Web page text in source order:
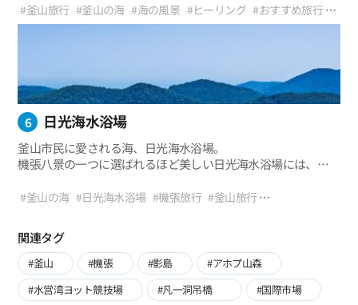
「青沙」は、文字通り「青い砂」を意味する 。
名前を聞いただけでワクワクし、
その向こうに、小さな漁村「青沙浦」が見えてくる。
丘を登ると姿を現す青沙浦の美しい景色に、
思わず目を奪われてしまう。
#釜山旅行 #釜山の海 #海の風景 #ヒーリング #おすすめ旅行
#釜山のデートコース #家族連れ #友達と #青沙浦 #尾浦 #鉄道
6 日光海水浴場
釜山市民に愛される海、日光海水浴場。
機張八景の一つに選ばれるほど美しい日光海水浴場には、
高麗時代から鄭夢周(チョン・モンジュ)
日光海水浴場のある日光面三聖里の地名は、「三聖台」
に由来する。三聖台は、「セムソクテ」
という古言にルーツを持つ言葉で、「セム」は湧水、「ソク」
は船をつなぎ止めておく場所を意味したそうだ。現在は、
砂浜の真ん中にある塚が「三聖台」と呼ばれている。
#釜山の海 #日光海水浴場 #機張旅行 #釜山旅行
#水遊び
関連タグ
#釜山 #機張 #影島
#アホプ山森
#水営湾ヨット競技場
#凡一洞吊橋
#国際市場